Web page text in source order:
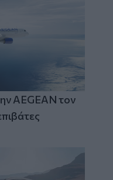
AEGEAN τον